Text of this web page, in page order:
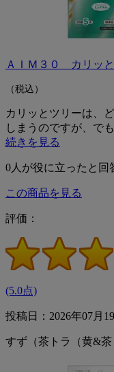
ＡＩＭ３０ カリッ
（税込）
カリッとツリーは、
しまうのですが、で
続きを見る
0人が役に立ったと回
この商品を見る
評価：
(5.0点)
投稿日：2026年07月
すず（茶トラ（黄&茶